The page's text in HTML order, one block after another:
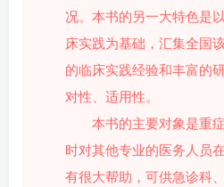
况。本书的另一大特色是
床实践为基础，汇集全国
的临床实践经验和丰富的
对性、适用性。
本书的主要对象是重症
时对其他专业的医务人员
有很大帮助，可供急诊科